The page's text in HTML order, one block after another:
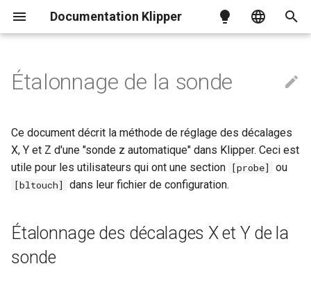
Documentation Klipper
Italiano
Français
i
a
Installation
Référence de configuration
Étalonnage des décalages X et Y
Étalonnage de l'offset Z de la
sonde
Contrôle de répétabilité
Erreurs de température
Compensation de la résonance
Modèles de commandes
Aperçu du code
Protocole
Serveur API
Protocole CANBUS
Exemples de configurations
Microcontrôleur RPi
Beaglebone
Entrée du bootloader
Étalonnage de la sonde
Ce document décrit la méthode de réglage des décalages
X, Y et Z d'une "sonde z automatique" dans Klipper. Ceci est
utile pour les utilisateurs qui ont une section [probe] ou
[bltouch] dans leur fichier de configuration.
Étalonnage des décalages X et Y de la
sonde